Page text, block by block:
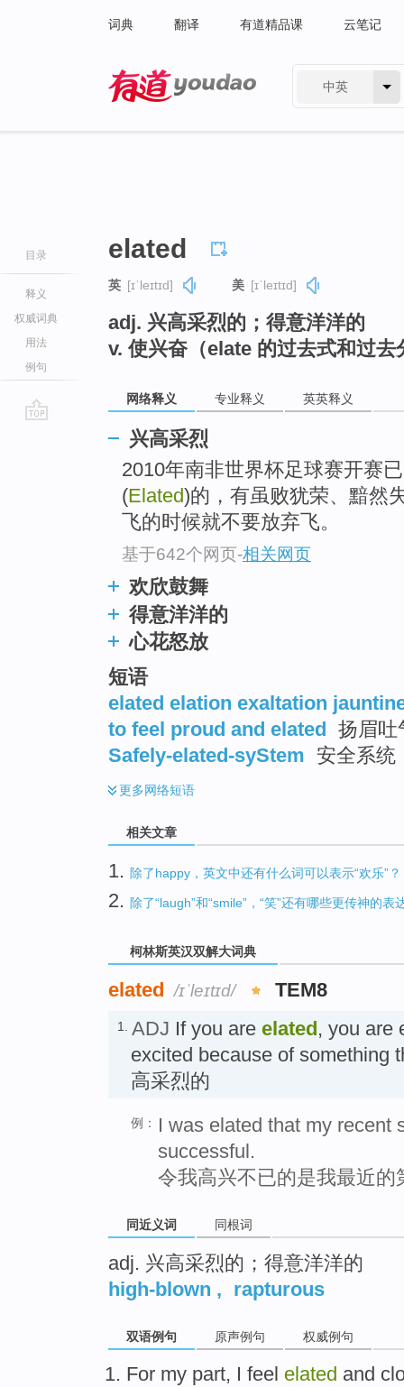
词典 翻译 有道精品课 云笔记
中英
目录
释义
权威词典
用法
例句
elated
英 [ɪˈleɪtɪd] 美 [ɪˈleɪtɪd]
adj. 兴高采烈的；得意洋洋的
v. 使兴奋（elate 的过去式和过去
网络释义 专业释义 英英释义
兴高采烈
2010年南非世界杯足球赛开赛
(Elated)的，有虽败犹荣、黯然
飞的时候就不要放弃飞。
基于642个网页-相关网页
欢欣鼓舞
得意洋洋的
心花怒放
短语
elated elation exaltation
to feel proud and elated 扬眉吐
Safely-elated-syStem 安全系统
更多网络短语
相关文章
1. 除了happy，英文中还有什么词可以表示“欢乐”？
2. 除了“laugh”和“smile”，“笑”还有哪些更传神的表
柯林斯英汉双解大词典
elated /ɪˈleɪtɪd/ TEM8
1. ADJ If you are elated, you are
excited because of something
高采烈的
例：
I was elated that my recent
successful.
令我高兴不已的是我最近
同近义词 同根词
adj. 兴高采烈的；得意洋洋的
high-blown , rapturous
双语例句 原声例句 权威例句
For my part, I feel elated and